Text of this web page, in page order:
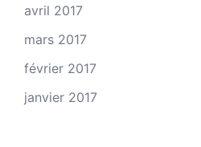
avril 2017
mars 2017
février 2017
janvier 2017